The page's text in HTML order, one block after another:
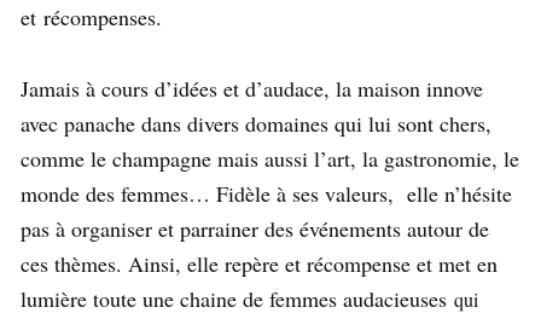
et récompenses.
Jamais à cours d’idées et d’audace, la maison innove
avec panache dans divers domaines qui lui sont chers,
comme le champagne mais aussi l’art, la gastronomie, le
monde des femmes… Fidèle à ses valeurs, elle n’hésite
pas à organiser et parrainer des événements autour de
ces thèmes. Ainsi, elle repère et récompense et met en
lumière toute une chaine de femmes audacieuses qui